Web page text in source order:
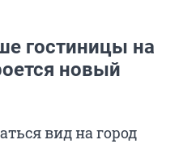
гостиницы на
новый
вид на город